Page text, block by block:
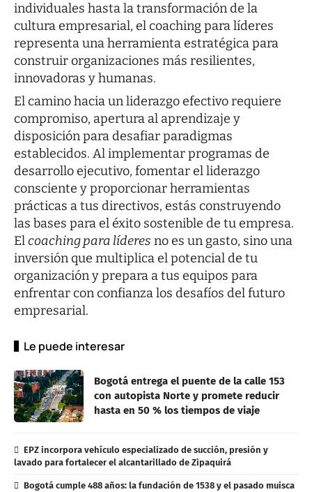
individuales hasta la transformación de la
cultura empresarial, el coaching para líderes
representa una herramienta estratégica para
construir organizaciones más resilientes,
innovadoras y humanas.
El camino hacia un liderazgo efectivo requiere
compromiso, apertura al aprendizaje y
disposición para desafiar paradigmas
establecidos. Al implementar programas de
desarrollo ejecutivo, fomentar el liderazgo
consciente y proporcionar herramientas
prácticas a tus directivos, estás construyendo
las bases para el éxito sostenible de tu empresa.
Elcoaching para líderes no es un gasto, sino una
inversión que multiplica el potencial de tu
organización y prepara a tus equipos para
enfrentar con confianza los desafíos del futuro
empresarial.
Le puede interesar
Bogotá entrega el puente de la calle 153
con autopista Norte y promete reducir
hasta en 50 % los tiempos de viaje
EPZ incorpora vehículo especializado de succión, presión y
lavado para fortalecer el alcantarillado de Zipaquirá
Bogotá cumple 488 años: la fundación de 1538 y el pasado muisca